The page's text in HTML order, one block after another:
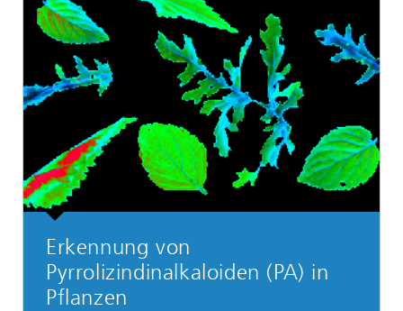
Erkennung von
Pyrrolizindinalkaloiden (PA) in
Pflanzen